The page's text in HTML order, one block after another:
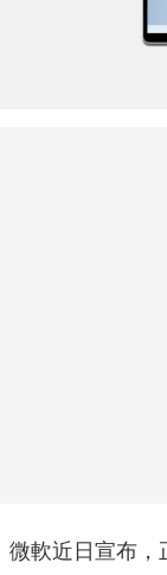
微軟近日宣布，